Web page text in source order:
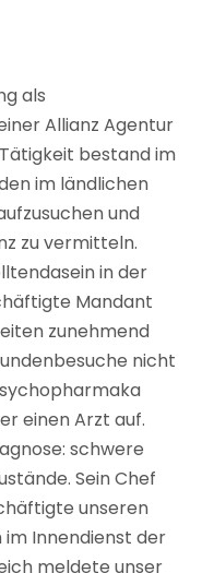
als
Allianz Agentur
bestand im
im ländlichen
und
zu vermitteln.
in der
Mandant
zunehmend
nicht
einen Arzt auf.
schwere
Sein Chef
unseren
Innendienst der
meldete unser